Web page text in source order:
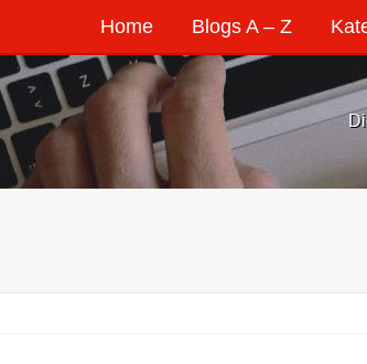
Home Blogs A – Z